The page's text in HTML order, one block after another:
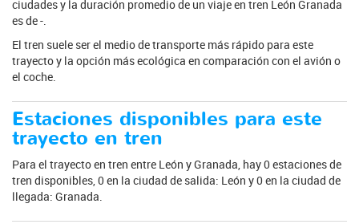
ciudades y la duración promedio de un viaje en tren León Granada
es de -.
El tren suele ser el medio de transporte más rápido para este
trayecto y la opción más ecológica en comparación con el avión o
el coche.
Estaciones disponibles para este
trayecto en tren
Para el trayecto en tren entre León y Granada, hay 0 estaciones de
tren disponibles, 0 en la ciudad de salida: León y 0 en la ciudad de
llegada: Granada.